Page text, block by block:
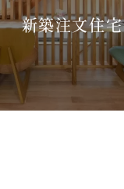
新築注文住宅